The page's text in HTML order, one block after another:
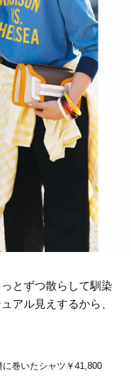
とずつ散らして馴染
アル見えするから、
巻いたシャツ￥41,800